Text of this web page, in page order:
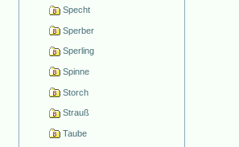
Specht
Sperber
Sperling
Spinne
Storch
Strauß
Taube